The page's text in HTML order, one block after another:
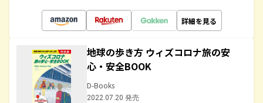
詳細を見る
地球の歩き方 ウィズコロナ旅の安
心・安全BOOK
D-Books
2022.07.20 発売